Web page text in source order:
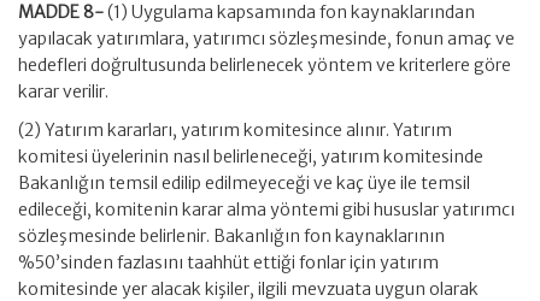
MADDE 8-(1) Uygulama kapsamında fon kaynaklarından
yapılacak yatırımlara, yatırımcı sözleşmesinde, fonun amaç ve
hedefleri doğrultusunda belirlenecek yöntem ve kriterlere göre
karar verilir.
(2) Yatırım kararları, yatırım komitesince alınır. Yatırım
komitesi üyelerinin nasıl belirleneceği, yatırım komitesinde
Bakanlığın temsil edilip edilmeyeceği ve kaç üye ile temsil
edileceği, komitenin karar alma yöntemi gibi hususlar yatırımcı
sözleşmesinde belirlenir. Bakanlığın fon kaynaklarının
%50’sinden fazlasını taahhüt ettiği fonlar için yatırım
komitesinde yer alacak kişiler, ilgili mevzuata uygun olarak